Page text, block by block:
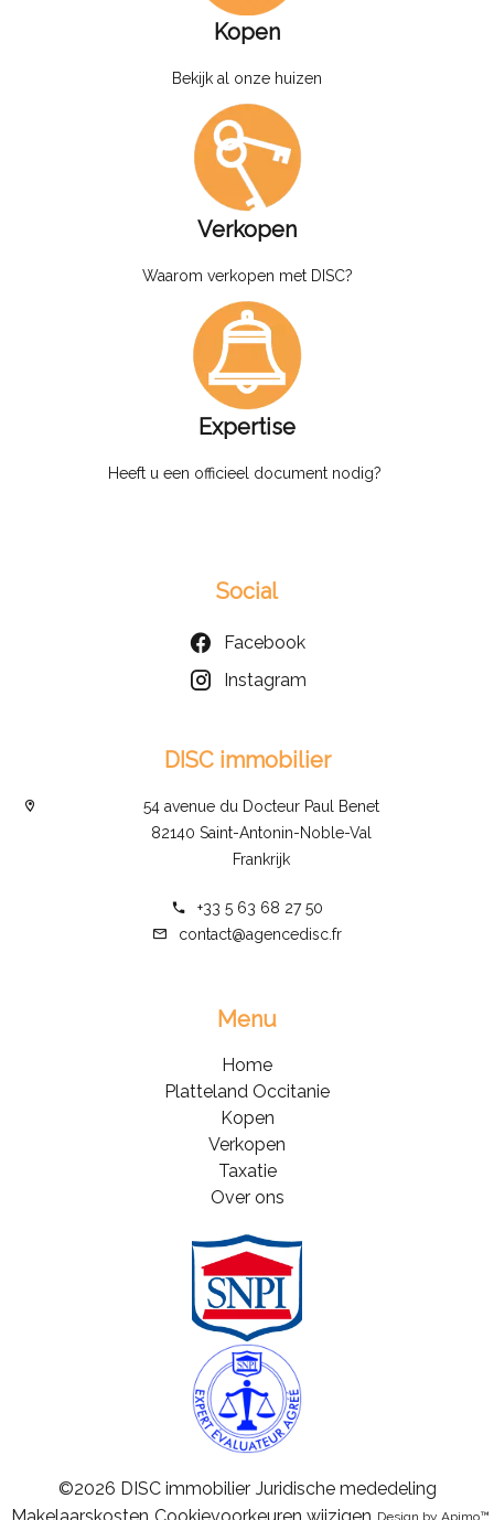
Kopen
Bekijk al onze huizen
Verkopen
Waarom verkopen met DISC?
Expertise
Heeft u een officieel document nodig?
Social
Facebook
Instagram
DISC immobilier
54 avenue du Docteur Paul Benet
82140 Saint-Antonin-Noble-Val
Frankrijk
+33 5 63 68 27 50
contact@agencedisc.fr
Menu
Home
Platteland Occitanie
Kopen
Verkopen
Taxatie
Over ons
©2026 DISC immobilier Juridische mededeling
Design by Apimo™